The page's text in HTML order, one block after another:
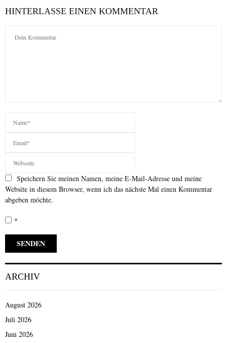
HINTERLASSE EINEN KOMMENTAR
Speichern Sie meinen Namen, meine E-Mail-Adresse und meine
Website in diesem Browser, wenn ich das nächste Mal einen Kommentar
abgeben möchte.
*
ARCHIV
August 2026
Juli 2026
Juni 2026